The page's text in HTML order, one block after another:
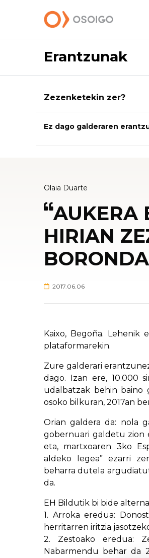
Erantzunak
Zezenketekin zer?
Ez dago galderaren
Olaia Duarte
AUKERA
HIRIAN
2017.06.06
Kaixo, Begoña.
plataformarekin.
Zure galderari
dago. Izan ere, 10.000
udalbatzak behin baino
osoko bilkuran, 2017an
Orian galdera da: nola
gobernuari galdetu zion
eta, martxoaren 3ko
aldeko legea” ezarri
beharra dutela
da.
EH Bildutik bi bide
1. Arroka eredua:
herritarren iritzia
2. Zestoako eredua:
Nabarmendu behar da